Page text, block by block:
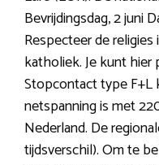
Bevrijdingsdag, 2 juni
Respecteer de
katholiek. Je kunt hier
Stopcontact type F+L
netspanning is met
Nederland. De
tijdsverschil). Om te